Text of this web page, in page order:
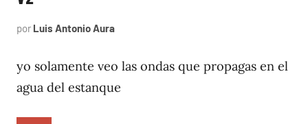
por Luis Antonio Aura
2026
yo solamente veo las ondas que propagas en el
agua del estanque